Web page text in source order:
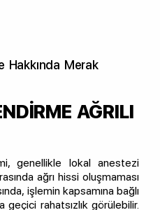
Hakkında Merak
AĞRILI
genellikle lokal anestezi
ağrı hissi oluşmaması
işlemin kapsamına bağlı
rahatsızlık görülebilir.